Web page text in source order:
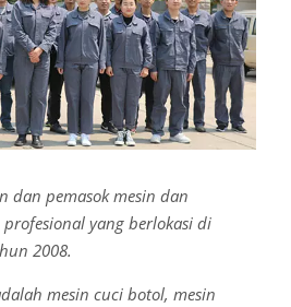
dan pemasok mesin dan
yang berlokasi di
2008.
mesin cuci botol, mesin